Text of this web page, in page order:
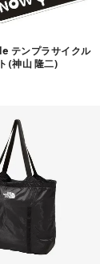
テンプラサイクル
(神山 隆二)